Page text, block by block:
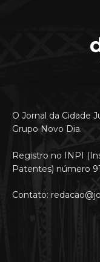
O Jornal da Cidade
Grupo Novo Dia.
Registro no INPI
Patentes) número
Contato: